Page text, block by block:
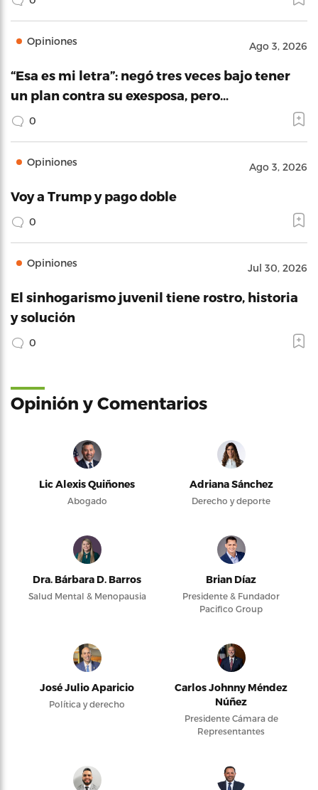
Opiniones Ago 3, 2026
“Esa es mi letra”: negó tres veces bajo tener
un plan contra su exesposa, pero…
0
Opiniones Ago 3, 2026
Voy a Trump y pago doble
0
Opiniones Jul 30, 2026
El sinhogarismo juvenil tiene rostro, historia
y solución
0
Opinión y Comentarios
Lic Alexis Quiñones
Abogado
Adriana Sánchez
Derecho y deporte
Dra. Bárbara D. Barros
Salud Mental & Menopausia
Brian Díaz
Presidente & Fundador
Pacifico Group
José Julio Aparicio
Política y derecho
Carlos Johnny Méndez
Núñez
Presidente Cámara de
Representantes